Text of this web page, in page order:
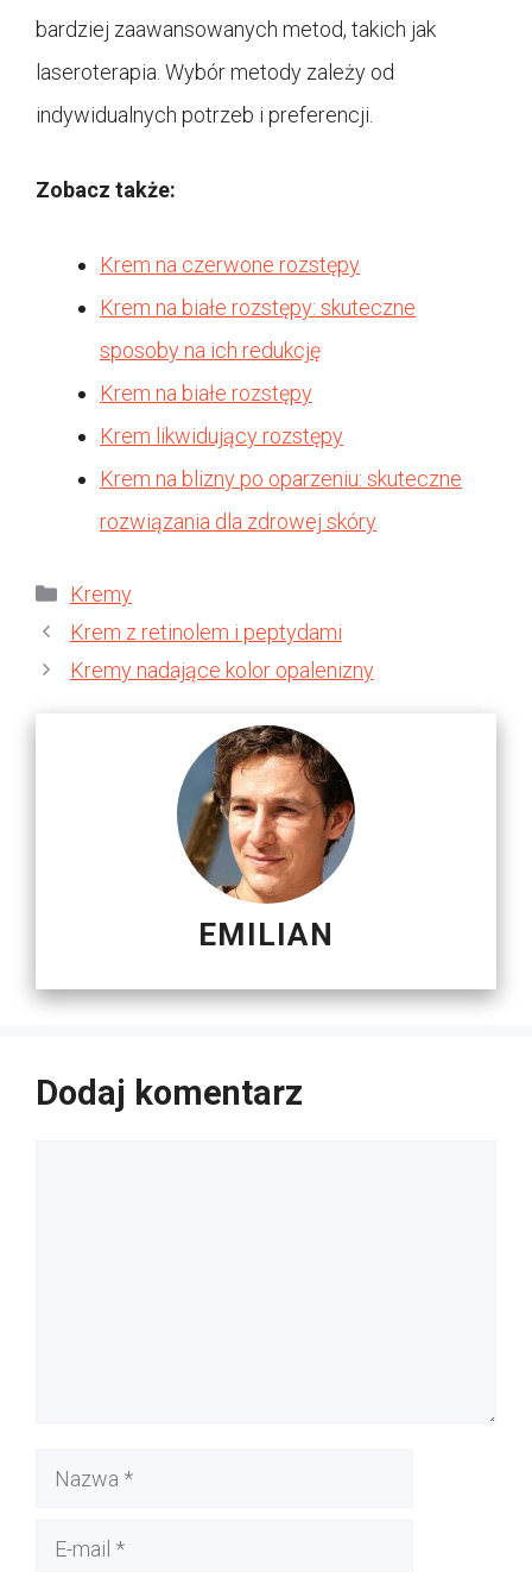
bardziej zaawansowanych metod, takich jak
laseroterapia. Wybór metody zależy od
indywidualnych potrzeb i preferencji.
Zobacz także:
Krem na czerwone rozstępy
Krem na białe rozstępy: skuteczne
sposoby na ich redukcję
Krem na białe rozstępy
Krem likwidujący rozstępy
Krem na blizny po oparzeniu: skuteczne
rozwiązania dla zdrowej skóry
Kategorie
Kremy
Krem z retinolem i peptydami
Kremy nadające kolor opalenizny
EMILIAN
Dodaj komentarz
Nazwa